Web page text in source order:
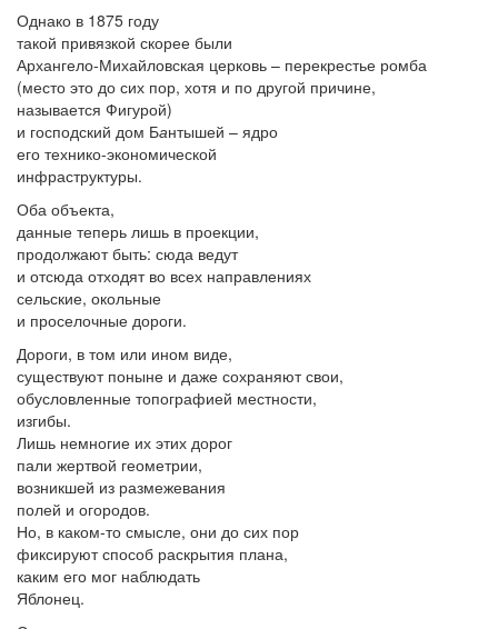
Однако в 1875 году
такой привязкой скорее были
Архангело-Михайловская церковь – перекрестье ромба
(место это до сих пор, хотя и по другой причине,
называется Фигурой)
и господский дом Бантышей – ядро
его технико-экономической
инфраструктуры.
Оба объекта,
данные теперь лишь в проекции,
продолжают быть: сюда ведут
и отсюда отходят во всех направлениях
сельские, окольные
и проселочные дороги.
Дороги, в том или ином виде,
существуют поныне и даже сохраняют свои,
обусловленные топографией местности,
изгибы.
Лишь немногие их этих дорог
пали жертвой геометрии,
возникшей из размежевания
полей и огородов.
Но, в каком-то смысле, они до сих пор
фиксируют способ раскрытия плана,
каким его мог наблюдать
Яблонец.